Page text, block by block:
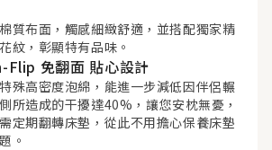
質布面，觸感細緻舒適，並搭配獨家精
紋，彰顯特有品味。
Flip 免翻面 貼心設計
殊高密度泡綿，能進一步減低因伴侶輾
所造成的干擾達40%，讓您安枕無憂，
定期翻轉床墊，從此不用擔心保養床墊
。